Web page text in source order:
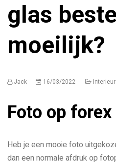
glas
moeilijk?
Jack 16/03/2022 Interieur
Foto op forex
Heb je een mooie foto
dan een normale afdruk op